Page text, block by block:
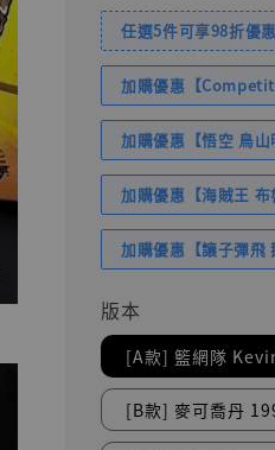
任選5件可享98折優惠
加購優惠【
加購優惠【悟空 鳥山
加購優惠【海賊王
加購優惠【讓子彈飛
版本
[A款] 籃網隊
[B款] 麥可喬丹